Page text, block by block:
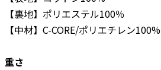
【裏地】ポリエステル100％
【中材】C-CORE/ポリエチレン100%
重さ